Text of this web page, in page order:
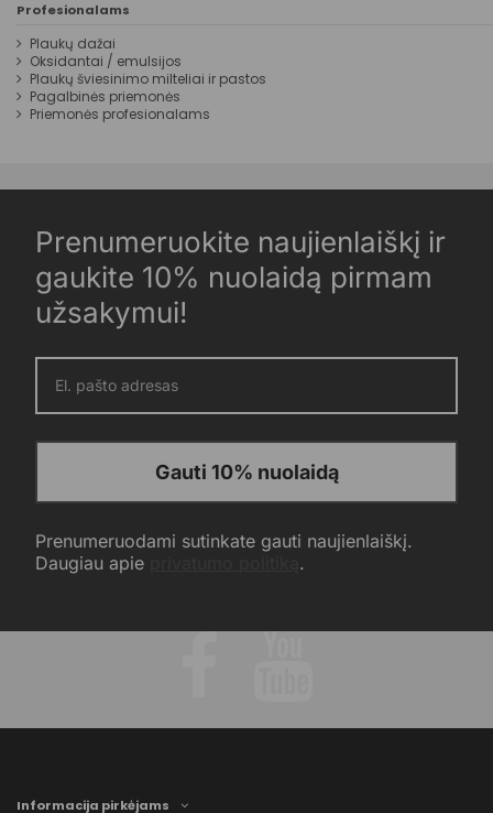
Profesionalams
Plaukų dažai
Oksidantai / emulsijos
Plaukų šviesinimo milteliai ir pastos
Pagalbinės priemonės
Priemonės profesionalams
Prenumeruokite naujienlaiškį ir
gaukite 10% nuolaidą pirmam
užsakymui!
Gauti 10% nuolaidą
Prenumeruodami sutinkate gauti naujienlaiškį.
Daugiau apie
.
Informacija pirkėjams